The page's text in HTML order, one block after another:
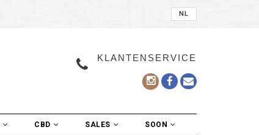
NL
KLANTENSERVICE
CBD SALES SOON